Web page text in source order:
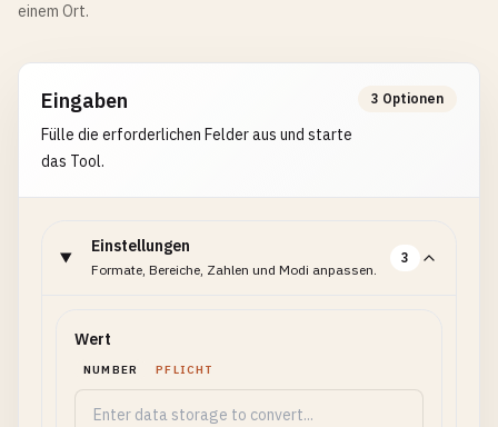
einem Ort.
Eingaben
Fülle die erforderlichen Felder aus und starte
das Tool.
3 Optionen
Einstellungen
Formate, Bereiche, Zahlen und Modi anpassen.
3
Wert
NUMBER PFLICHT